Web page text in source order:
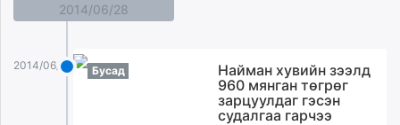
times.mn
mass.mn
unegui.mn
2014/06/28
2014/06/28 Бусад
Найман хувийн зээлд
960 мянган төгрөг
зарцуулдаг гэсэн
судалгаа гарчээ